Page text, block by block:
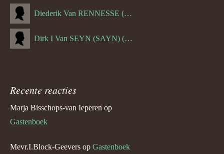
Diederik Van RENNESSE (--1144)
Dirk I Van SEYN (SAYN) (--1120)
Recente reacties
Marja Bisschops-van Ieperen op
Gastenboek
Mevr.I.Block-Geevers op Gastenboek